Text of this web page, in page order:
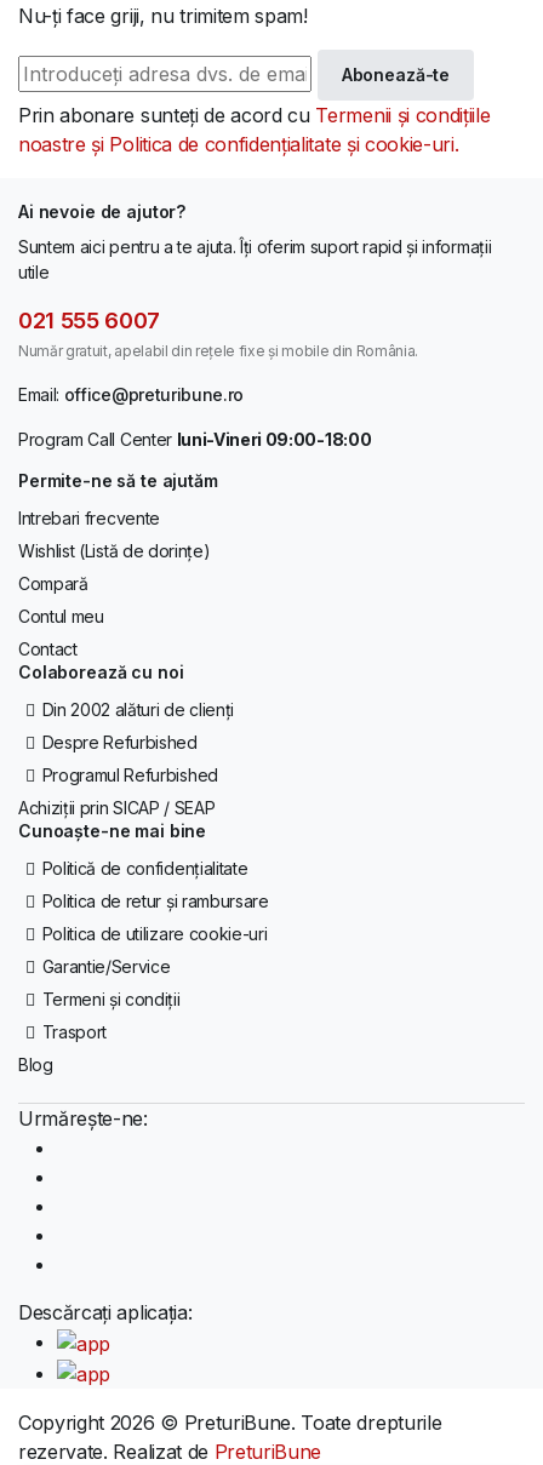
Nu-ți face griji, nu trimitem spam!
Abonează-te
Prin abonare sunteți de acord cu Termenii și condițiile
noastre și Politica de confidențialitate și cookie-uri.
Ai nevoie de ajutor?
Suntem aici pentru a te ajuta. Îți oferim suport rapid și informații
utile
021 555 6007
Număr gratuit, apelabil din rețele fixe și mobile din România.
Email: office@preturibune.ro
Program Call Center luni-Vineri 09:00-18:00
Permite-ne să te ajutăm
Intrebari frecvente
Wishlist (Listă de dorințe)
Compară
Contul meu
Contact
Colaborează cu noi
Din 2002 alături de clienți
Despre Refurbished
Programul Refurbished
Achiziții prin SICAP / SEAP
Cunoaște-ne mai bine
Politică de confidențialitate
Politica de retur și rambursare
Politica de utilizare cookie-uri
Garantie/Service
Termeni și condiții
Trasport
Blog
Urmărește-ne:
Descărcați aplicația:
Copyright 2026 © PreturiBune. Toate drepturile
rezervate. Realizat de PreturiBune